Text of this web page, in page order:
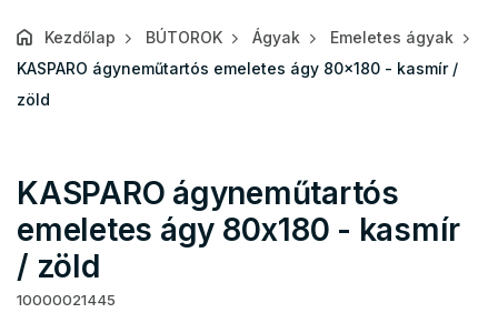
Kezdőlap BÚTOROK Ágyak
Emeletes ágyak
KASPARO ágyneműtartós emeletes ágy 80x180 - kasmír /
zöld
KASPARO ágyneműtartós
emeletes ágy 80x180 - kasmír
/ zöld
10000021445